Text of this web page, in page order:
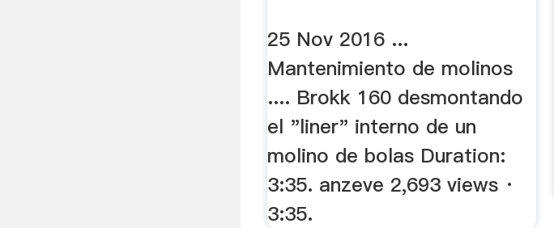
25 Nov 2016 ...
Mantenimiento de molinos
.... Brokk 160 desmontando
el "liner" interno de un
molino de bolas Duration:
3:35. anzeve 2,693 views ·
3:35.